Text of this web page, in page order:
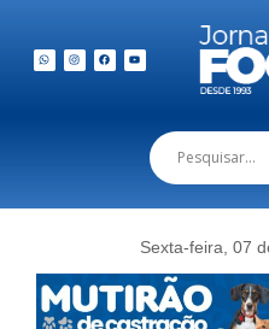
Sexta-feira, 07